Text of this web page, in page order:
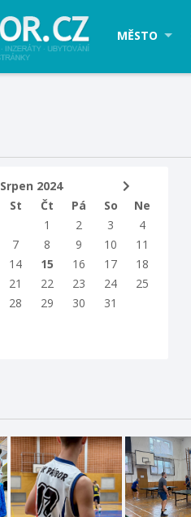
MĚSTO
Srpen 2024
St Čt Pá So
Ne
1 2 3
4
7 8 9 10
11
14 15 16 17
18
21 22 23 24
25
28 29 30 31